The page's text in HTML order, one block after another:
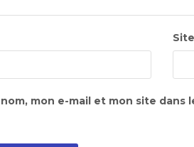
mon e-mail et mon site dans